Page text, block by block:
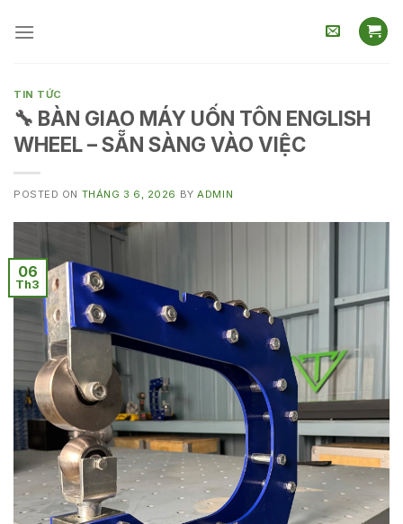
TIN TỨC
🔧 BÀN GIAO MÁY UỐN TÔN ENGLISH
WHEEL – SẴN SÀNG VÀO VIỆC
POSTED ON THÁNG 3 6, 2026 BYADMIN
06
Th3